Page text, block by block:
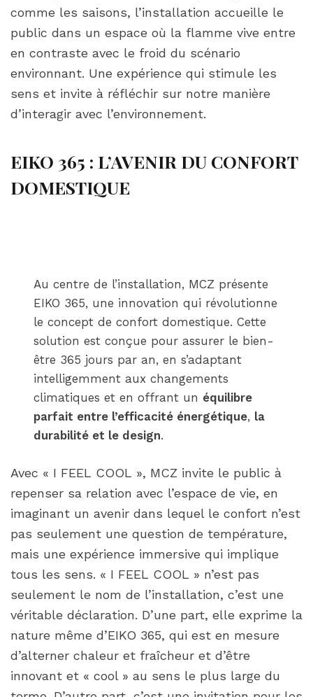
comme les saisons, l’installation accueille le
public dans un espace où la flamme vive entre
en contraste avec le froid du scénario
environnant. Une expérience qui stimule les
sens et invite à réfléchir sur notre manière
d’interagir avec l’environnement.
EIKO 365 : L’AVENIR DU CONFORT
DOMESTIQUE
Au centre de l’installation, MCZ présente
EIKO 365, une innovation qui révolutionne
le concept de confort domestique. Cette
solution est conçue pour assurer le bien-
être 365 jours par an, en s’adaptant
intelligemment aux changements
climatiques et en offrant un équilibre
parfait entre l’efficacité énergétique, la
durabilité et le design.
Avec « I FEEL COOL », MCZ invite le public à
repenser sa relation avec l’espace de vie, en
imaginant un avenir dans lequel le confort n’est
pas seulement une question de température,
mais une expérience immersive qui implique
tous les sens. « I FEEL COOL » n’est pas
seulement le nom de l’installation, c’est une
véritable déclaration. D’une part, elle exprime la
nature même d’EIKO 365, qui est en mesure
d’alterner chaleur et fraîcheur et d’être
innovant et « cool » au sens le plus large du